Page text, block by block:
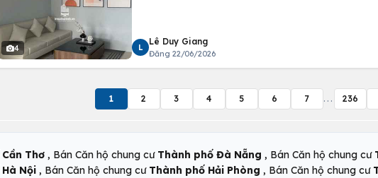
4 L
Lê Duy Giang
Đăng 22/06/2026
1 2 3 4 5 6 7 ... 236
Thơ , Bán Căn hộ chung cư Thành phố Đà Nẵng , Bán Căn hộ chung cư
Nội , Bán Căn hộ chung cư Thành phố Hải Phòng , Bán Căn hộ chung cư